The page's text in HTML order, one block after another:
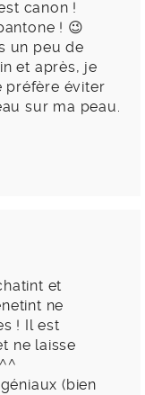
canon !
! 😉
un peu de
et après, je
préfère éviter
sur ma peau.
et
ne
! Il est
ne laisse
(bien